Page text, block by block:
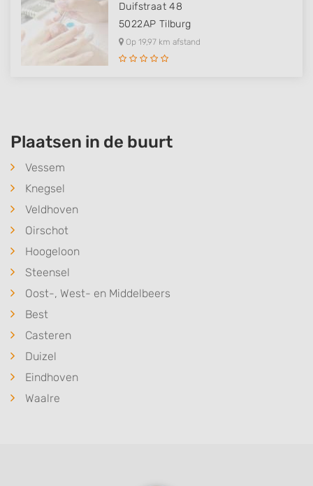
Duifstraat 48
5022AP Tilburg
Op 19,97 km afstand
Plaatsen in de buurt
Vessem
Knegsel
Veldhoven
Oirschot
Hoogeloon
Steensel
Oost-, West- en Middelbeers
Best
Casteren
Duizel
Eindhoven
Waalre